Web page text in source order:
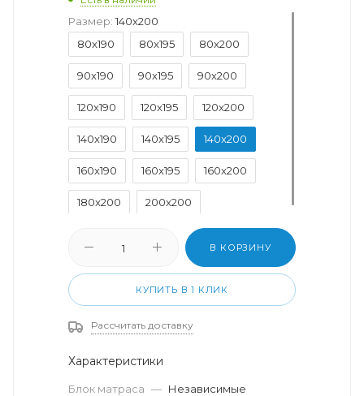
Размер: 140x200
80x190
80x195 80x200
90x190 90x195 90x200
120x190 120x195 120x200
140x190 140x195 140x200
160x190 160x195 160x200
180x200 200x200
В КОРЗИНУ
КУПИТЬ В 1 КЛИК
Рассчитать доставку
Характеристики
Блок матраса — Независимые